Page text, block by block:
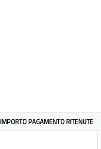
IMPORTO PAGAMENTO RITENUTE